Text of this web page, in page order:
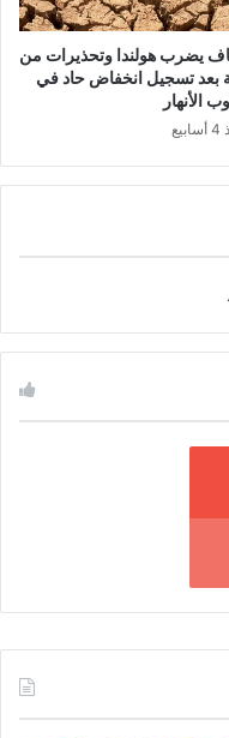
يضرب هولندا وتحذيرات من
بعد تسجيل انخفاض حاد في
الأنهار